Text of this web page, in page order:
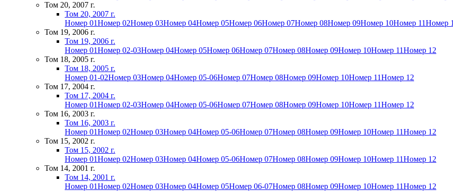
Том 20, 2007 г.
Том 20, 2007 г.
Номер 01Номер 02Номер 03Номер 04Номер 05Номер 06Номер 07Номер 08Номер 09Номер 10Номер 11Номер
Том 19, 2006 г.
Том 19, 2006 г.
Номер 01Номер 02-03Номер 04Номер 05Номер 06Номер 07Номер 08Номер 09Номер 10Номер 11Номер 12
Том 18, 2005 г.
Том 18, 2005 г.
Номер 01-02Номер 03Номер 04Номер 05-06Номер 07Номер 08Номер 09Номер 10Номер 11Номер 12
Том 17, 2004 г.
Том 17, 2004 г.
Номер 01Номер 02-03Номер 04Номер 05-06Номер 07Номер 08Номер 09Номер 10Номер 11Номер 12
Том 16, 2003 г.
Том 16, 2003 г.
Номер 01Номер 02Номер 03Номер 04Номер 05-06Номер 07Номер 08Номер 09Номер 10Номер 11Номер 12
Том 15, 2002 г.
Том 15, 2002 г.
Номер 01Номер 02Номер 03Номер 04Номер 05-06Номер 07Номер 08Номер 09Номер 10Номер 11Номер 12
Том 14, 2001 г.
Том 14, 2001 г.
Номер 01Номер 02Номер 03Номер 04Номер 05Номер 06-07Номер 08Номер 09Номер 10Номер 11Номер 12